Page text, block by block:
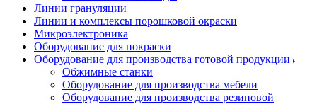
Линии грануляции
Линии и комплексы порошковой окраски
Микроэлектроника
Оборудование для покраски
Оборудование для производства готовой продукции
Обжимные станки
Оборудование для производства мебели
Оборудование для производства резиновой